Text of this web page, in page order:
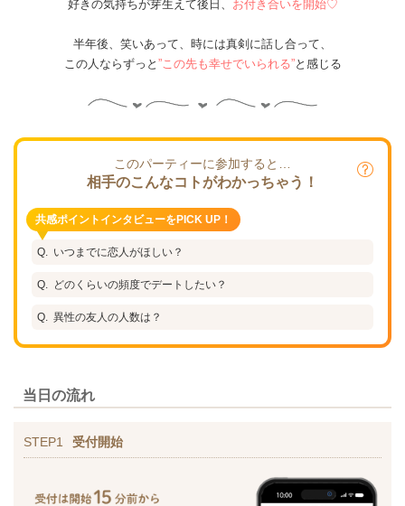
好きの気持ちが芽生えて後日、 お付き合いを開始♡
半年後、笑いあって、時には真剣に話し合って、
この人ならずっと ”この先も幸せでいられる”と感じる
このパーティーに参加すると…
相手のこんなコトがわかっちゃう！
共感ポイントインタビューをPICK UP！
いつまでに恋人がほしい？
どのくらいの頻度でデートしたい？
異性の友人の人数は？
当日の流れ
STEP1 受付開始